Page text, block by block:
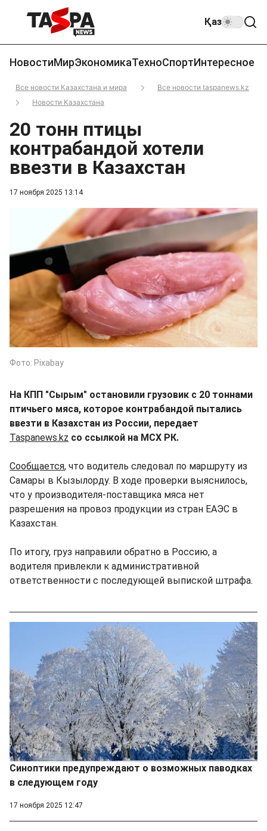
Қаз
НовостиМирЭкономикаТехноСпортИнтересное
Все новости Казахстана и мира
Все новости taspanews.kz
Новости Казахстана
17 ноября 2025 13:14
20 тонн птицы
контрабандой хотели
ввезти в Казахстан
Фото: Pixabay
На КПП "Сырым" остановили грузовик с 20 тоннами
птичьего мяса, которое контрабандой пытались
ввезти в Казахстан из России, передает
Taspanews.kz со ссылкой на МСХ РК.
Сообщается, что водитель следовал по маршруту из
Самары в Кызылорду. В ходе проверки выяснилось,
что у производителя-поставщика мяса нет
разрешения на провоз продукции из стран ЕАЭС в
Казахстан.
По итогу, груз направили обратно в Россию, а
водителя привлекли к административной
ответственности с последующей выпиской штрафа.
Синоптики предупреждают о возможных паводках
в следующем году
17 ноября 2025 12:47